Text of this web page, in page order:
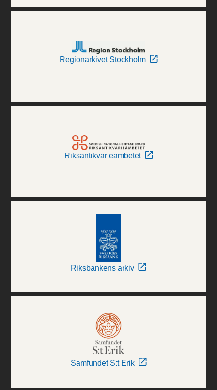
Regionarkivet Stockholm
Riksantikvarieämbetet
Riksbankens arkiv
Samfundet S:t Erik